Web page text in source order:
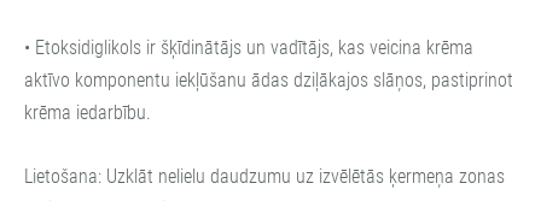
• Etoksidiglikols ir šķīdinātājs un vadītājs, kas veicina krēma
aktīvo komponentu iekļūšanu ādas dziļākajos slāņos, pastiprinot
krēma iedarbību.
Lietošana: Uzklāt nelielu daudzumu uz izvēlētās ķermeņa zonas